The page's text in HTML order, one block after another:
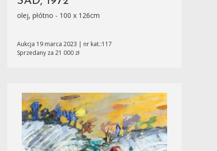
olej, płótno - 100 x 126cm
Aukcja 19 marca 2023 | nr kat.:117
Sprzedany za 21 000 zł